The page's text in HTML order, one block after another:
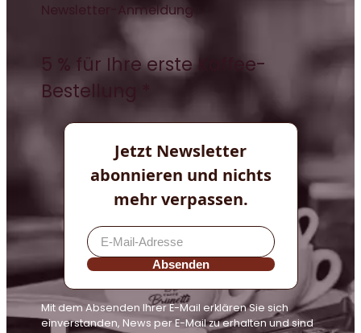
Newsletter-Anmeldung
5 % für Ihre erste Kaffee-
Bestellung *
Jetzt Newsletter
abonnieren und nichts
mehr verpassen.
Absenden
Mit dem Absenden Ihrer E-Mail erklären Sie sich
einverstanden, News per E-Mail zu erhalten und sind